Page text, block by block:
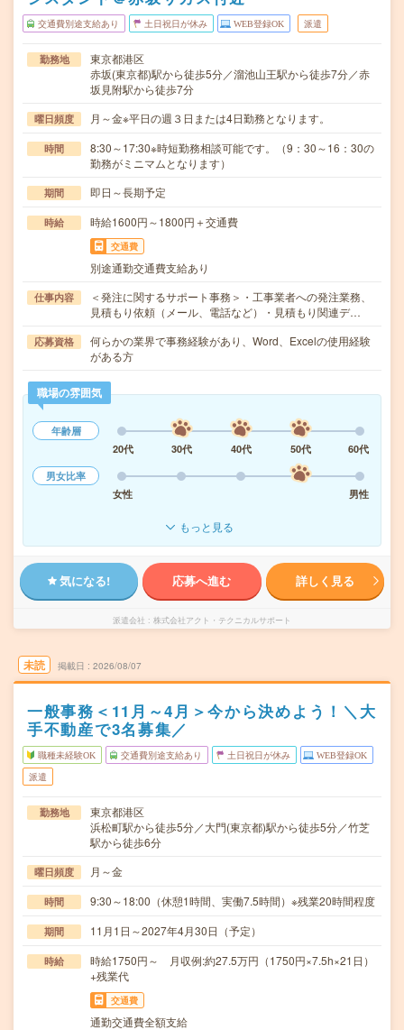
交通費別途支給あり 土日祝日が休み WEB登録OK 派遣
勤務地
東京都港区
赤坂(東京都)駅から徒歩5分／溜池山王駅から徒歩7分／赤
坂見附駅から徒歩7分
曜日頻度 月～金※平日の週３日または4日勤務となります。
時間
8:30～17:30※時短勤務相談可能です。（9：30～16：30の
勤務がミニマムとなります）
期間 即日～長期予定
時給 時給1600円～1800円＋交通費
交通費
別途通勤交通費支給あり
仕事内容
＜発注に関するサポート事務＞・工事業者への発注業務、
見積もり依頼（メール、電話など）・見積もり関連デ…
応募資格
何らかの業界で事務経験があり、Word、Excelの使用経験
がある方
職場の雰囲気
年齢層
20代
30代 40代 50代
60代
男女比率
女性
男性
もっと見る
気になる! 応募へ進む 詳しく見る
派遣会社 株式会社アクト・テクニカルサポート
未読 掲載日 2026/08/07
一般事務＜11月～4月＞今から決めよう！＼大
手不動産で3名募集／
職種未経験OK 交通費別途支給あり 土日祝日が休み WEB登録OK
派遣
勤務地
東京都港区
浜松町駅から徒歩5分／大門(東京都)駅から徒歩5分／竹芝
駅から徒歩6分
曜日頻度 月～金
時間 9:30～18:00（休憩1時間、実働7.5時間）※残業20時間程度
期間 11月1日～2027年4月30日（予定）
時給
時給1750円～ 月収例:約27.5万円（1750円×7.5h×21日）
+残業代
交通費
通勤交通費全額支給